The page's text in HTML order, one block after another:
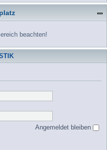
beachten!
Angemeldet bleiben